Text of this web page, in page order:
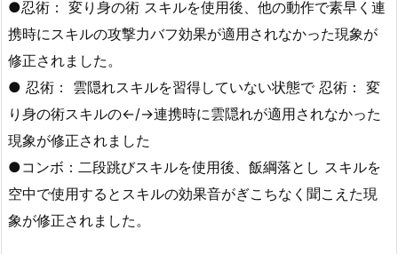
●忍術： 変り身の術 スキルを使用後、他の動作で素早く連
携時にスキルの攻撃力バフ効果が適用されなかった現象が
修正されました。
● 忍術： 雲隠れスキルを習得していない状態で 忍術： 変
り身の術スキルの←/→連携時に雲隠れが適用されなかった
現象が修正されました
●コンボ：二段跳びスキルを使用後、飯綱落とし スキルを
空中で使用するとスキルの効果音がぎこちなく聞こえた現
象が修正されました。